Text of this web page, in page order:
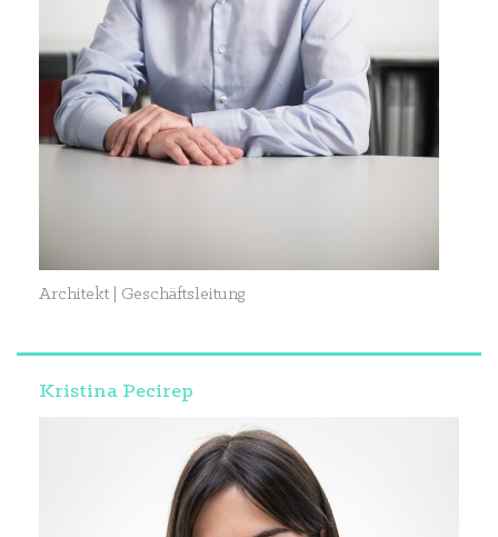
Architekt | Geschäftsleitung
Kristina Pecirep